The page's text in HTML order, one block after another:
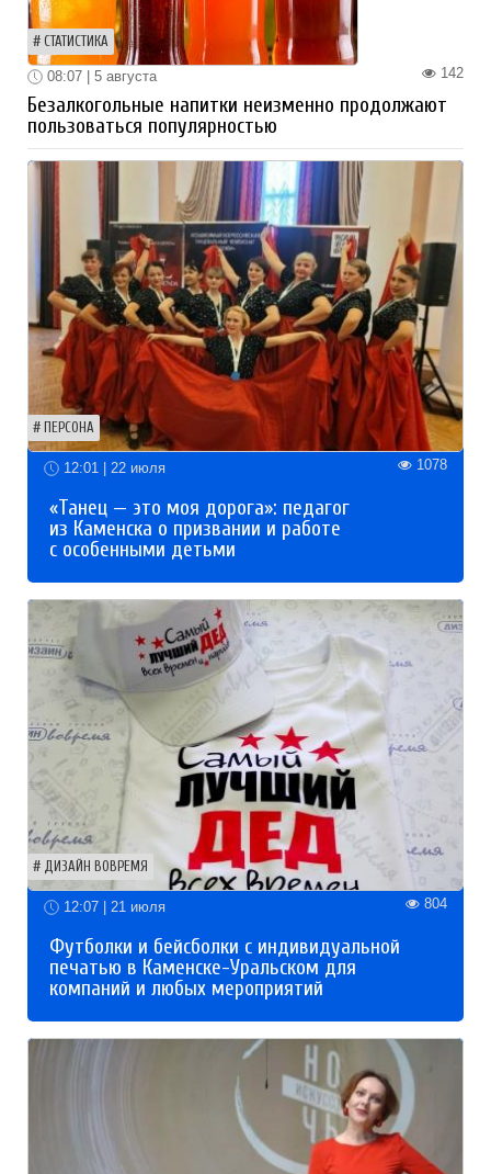
СТАТИСТИКА
142
08:07 | 5 августа
Безалкогольные напитки неизменно продолжают
пользоваться популярностью
ПЕРСОНА
12:01 | 22 июля 1078
«Танец — это моя дорога»: педагог
из Каменска о призвании и работе
с особенными детьми
ДИЗАЙН ВОВРЕМЯ
12:07 | 21 июля 804
Футболки и бейсболки с индивидуальной
печатью в Каменске-Уральском для
компаний и любых мероприятий